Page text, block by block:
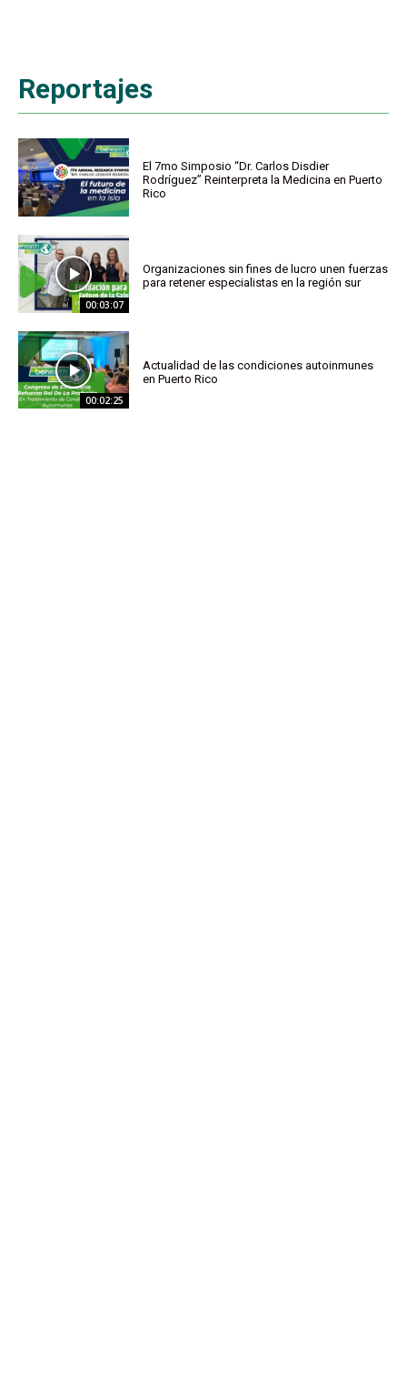
Reportajes
El 7mo Simposio “Dr. Carlos Disdier
Rodríguez” Reinterpreta la Medicina en Puerto
Rico
00:03:07
Organizaciones sin fines de lucro unen fuerzas
para retener especialistas en la región sur
00:02:25
Actualidad de las condiciones autoinmunes
en Puerto Rico